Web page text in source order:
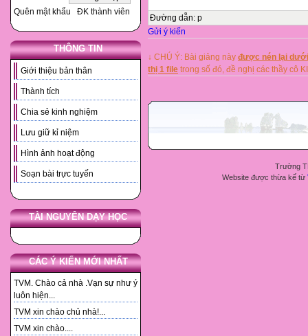
Quên mật khẩu ĐK thành viên
THÔNG TIN
Giới thiệu bản thân
Thành tích
Chia sẻ kinh nghiệm
Lưu giữ kỉ niệm
Hình ảnh hoạt động
Soạn bài trực tuyến
TÀI NGUYÊN DẠY HỌC
CÁC Ý KIẾN MỚI NHẤT
TVM. Chào cả nhà .Vạn sự như ý
luôn hiện...
TVM xin chào chủ nhà!...
TVM xin chào....
Đường dẫn: p
Gửi ý kiến
↓ CHÚ Ý: Bài giảng này được nén lại
thị 1 file trong số đó, đề nghị các thầy cô
Trường
Website được thừa kế từ